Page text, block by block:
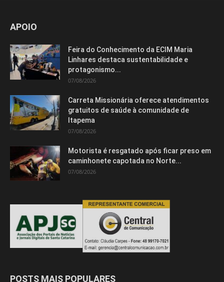
APOIO
Feira do Conhecimento da ECIM Maria
Linhares destaca sustentabilidade e
protagonismo...
07/08/2026
Carreta Missionária oferece atendimentos
gratuitos de saúde à comunidade de
Itapema
07/08/2026
Motorista é resgatado após ficar preso em
caminhonete capotada no Norte...
07/08/2026
POSTS MAIS POPULARES